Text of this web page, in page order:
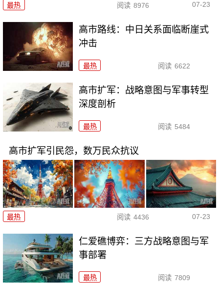
最热 阅读 8976 07-23
高市路线：中日关系面临断崖式
冲击
最热 阅读 6622
高市扩军：战略意图与军事转型
深度剖析
最热 阅读 5484
高市扩军引民怨，数万民众抗议
最热 阅读 4436 07-23
仁爱礁博弈：三方战略意图与军
事部署
最热 阅读 7809